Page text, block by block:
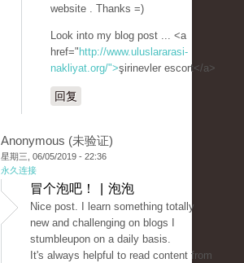
website . Thanks =)
Look into my blog post ... <a
href=" http://www.uluslararasi-
nakliyat.org/">şirinevler escort</a>
回复
Anonymous (未验证)
星期三, 06/05/2019 - 22:36
永久连接
冒个泡吧！ | 泡泡
Nice post. I learn something totally
new and challenging on blogs I
stumbleupon on a daily basis.
It's always helpful to read content from